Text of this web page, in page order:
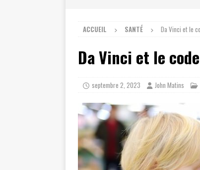
ACCUEIL SANTÉ Da Vinci et le
Da Vinci et le
septembre 2, 2023 John Matins